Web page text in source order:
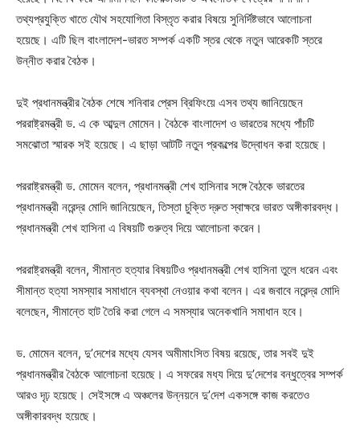
তথ্যপ্রযুক্তি খাতে যৌথ সহযোগিতা বিস্তৃত করার বিষয়ে সুনির্দিষ্টভাবে আলোচনা
হয়েছে। এটি ছিল বাংলাদেশ-ভারত সম্পর্ক একটি স্তর থেকে নতুন আরেকটি স্তরে
উন্নীত করার বৈঠক।
দুই প্রধানমন্ত্রীর বৈঠক শেষে শনিবার প্রেস ব্রিফিংয়ে এসব তথ্য জানিয়েছেন
পররাষ্ট্রমন্ত্রী ড. এ কে আব্দুল মোমেন। বৈঠকে বাংলাদেশ ও ভারতের মধ্যে পাঁচটি
সমঝোতা স্মারক সই হয়েছে। এ ছাড়া আটটি নতুন প্রকল্পের উদ্বোধন করা হয়েছে।
পররাষ্ট্রমন্ত্রী ড. মোমেন বলেন, প্রধানমন্ত্রী শেখ হাসিনার সঙ্গে বৈঠকে ভারতের
প্রধানমন্ত্রী নরেন্দ্র মোদি জানিয়েছেন, তিস্তা চুক্তি দ্রুত স্বাক্ষরে ভারত অঙ্গীকারবদ্ধ।
প্রধানমন্ত্রী শেখ হাসিনা এ বিষয়টি গুরুত্ব দিয়ে আলোচনা করেন।
পররাষ্ট্রমন্ত্রী বলেন, সীমান্ত হত্যার বিষয়টিও প্রধানমন্ত্রী শেখ হাসিনা তুলে ধরেন এবং
সীমান্ত হত্যা সমস্যার সমাধানে ব্যবস্থা নেওয়ার কথা বলেন। এর জবাবে নরেন্দ্র মোদি
বলেছেন, সীমান্তে হাট তৈরি করা গেলে এ সমস্যার অনেকখানি সমাধান হবে।
ড. মোমেন বলেন, দু’দেশের মধ্যে যেসব অমীমাংসিত বিষয় রয়েছে, তার সবই দুই
প্রধানমন্ত্রীর বৈঠকে আলোচনা হয়েছে। এ সফরের মধ্য দিয়ে দু’দেশের বন্ধুত্বের সম্পর্ক
আরও দৃঢ় হয়েছে। সেইসঙ্গে এ অঞ্চলের উন্নয়নে দু’দেশ একসঙ্গে কাজ করতেও
অঙ্গীকারবদ্ধ হয়েছে।